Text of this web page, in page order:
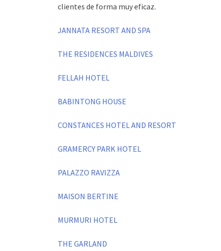
clientes de forma muy eficaz.
JANNATA RESORT AND SPA
THE RESIDENCES MALDIVES
FELLAH HOTEL
BABINTONG HOUSE
CONSTANCES HOTEL AND RESORT
GRAMERCY PARK HOTEL
PALAZZO RAVIZZA
MAISON BERTINE
MURMURI HOTEL
THE GARLAND